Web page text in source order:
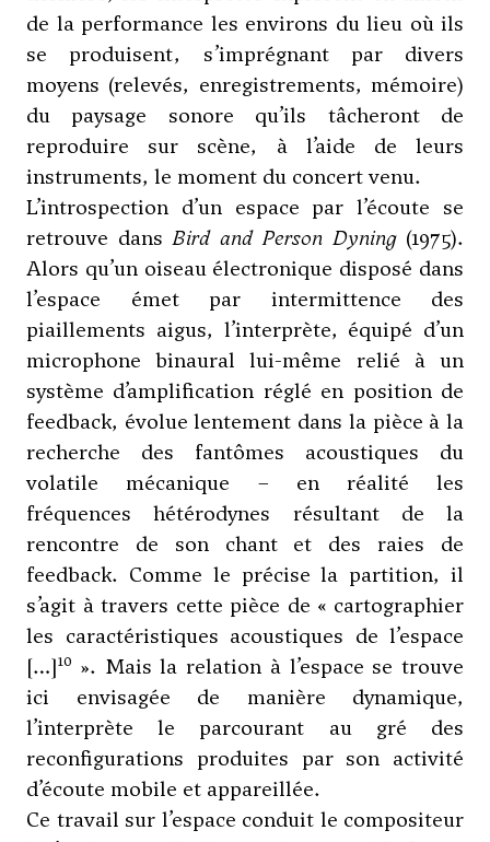
de la performance les environs du lieu où ils
se produisent, s’imprégnant par divers
moyens (relevés, enregistrements, mémoire)
du paysage sonore qu’ils tâcheront de
reproduire sur scène, à l’aide de leurs
instruments, le moment du concert venu.
L’introspection d’un espace par l’écoute se
retrouve dans Bird and Person Dyning(1975).
Alors qu’un oiseau électronique disposé dans
l’espace émet par intermittence des
piaillements aigus, l’interprète, équipé d’un
microphone binaural lui-même relié à un
système d’amplification réglé en position de
feedback, évolue lentement dans la pièce à la
recherche des fantômes acoustiques du
volatile mécanique – en réalité les
fréquences hétérodynes résultant de la
rencontre de son chant et des raies de
feedback. Comme le précise la partition, il
s’agit à travers cette pièce de « cartographier
les caractéristiques acoustiques de l’espace
[…]10 ». Mais la relation à l’espace se trouve
ici envisagée de manière dynamique,
l’interprète le parcourant au gré des
reconfigurations produites par son activité
d’écoute mobile et appareillée.
Ce travail sur l’espace conduit le compositeur